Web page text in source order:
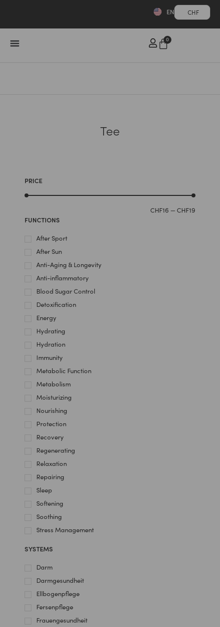
CHF
EN
0
Tee
PRICE
CHF16 —CHF19
FUNCTIONS
After Sport
After Sun
Anti-Aging & Longevity
Anti-inflammatory
Blood Sugar Control
Detoxification
Energy
Hydrating
Hydration
Immunity
Metabolic Function
Metabolism
Moisturizing
Nourishing
Protection
Recovery
Regenerating
Relaxation
Repairing
Sleep
Softening
Soothing
Stress Management
SYSTEMS
Darm
Darmgesundheit
Ellbogenpflege
Fersenpflege
Frauengesundheit